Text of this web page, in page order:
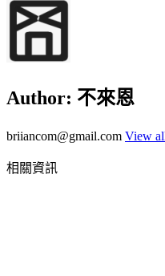
Author: 不來恩
briiancom@gmail.com View
相關資訊